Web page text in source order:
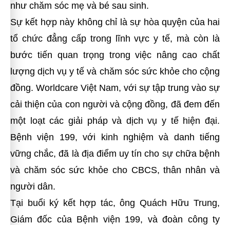
như chăm sóc mẹ và bé sau sinh.
Sự kết hợp này không chỉ là sự hòa quyện của hai
tổ chức đẳng cấp trong lĩnh vực y tế, mà còn là
bước tiến quan trọng trong việc nâng cao chất
lượng dịch vụ y tế và chăm sóc sức khỏe cho cộng
đồng. Worldcare Việt Nam, với sự tập trung vào sự
cải thiện của con người và cộng đồng, đã đem đến
một loạt các giải pháp và dịch vụ y tế hiện đại.
Bệnh viện 199, với kinh nghiệm và danh tiếng
vững chắc, đã là địa điểm uy tín cho sự chữa bệnh
và chăm sóc sức khỏe cho CBCS, thân nhân và
người dân.
Tại buổi ký kết hợp tác, ông Quách Hữu Trung,
Giám đốc của Bệnh viện 199, và đoàn công ty